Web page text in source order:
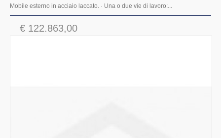
Mobile esterno in acciaio laccato. · Una o due vie di lavoro:...
€ 122.863,00